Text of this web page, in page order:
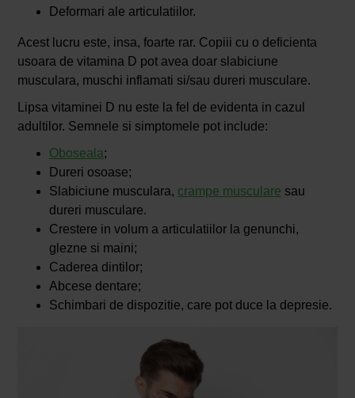
Deformari ale articulatiilor.
Acest lucru este, insa, foarte rar. Copiii cu o deficienta
usoara de vitamina D pot avea doar slabiciune
musculara, muschi inflamati si/sau dureri musculare.
Lipsa vitaminei D nu este la fel de evidenta in cazul
adultilor. Semnele si simptomele pot include:
Oboseala;
Dureri osoase;
Slabiciune musculara, crampe musculare sau
dureri musculare.
Crestere in volum a articulatiilor la genunchi,
glezne si maini;
Caderea dintilor;
Abcese dentare;
Schimbari de dispozitie, care pot duce la depresie.